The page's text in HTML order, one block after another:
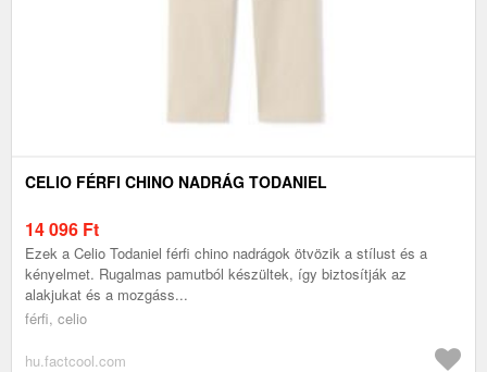
CELIO FÉRFI CHINO NADRÁG TODANIEL
14 096 Ft
Ezek a Celio Todaniel férfi chino nadrágok ötvözik a stílust és a
kényelmet. Rugalmas pamutból készültek, így biztosítják az
alakjukat és a mozgáss...
férfi, celio
hu.factcool.com